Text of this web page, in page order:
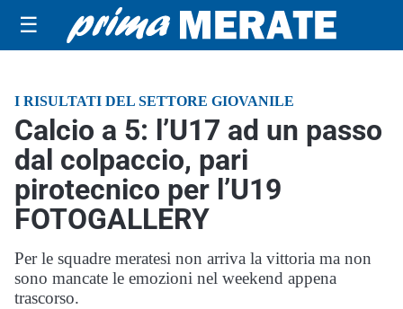
☰
I RISULTATI DEL SETTORE GIOVANILE
Calcio a 5: l’U17 ad un passo
dal colpaccio, pari
pirotecnico per l’U19
FOTOGALLERY
Per le squadre meratesi non arriva la vittoria ma non
sono mancate le emozioni nel weekend appena
trascorso.